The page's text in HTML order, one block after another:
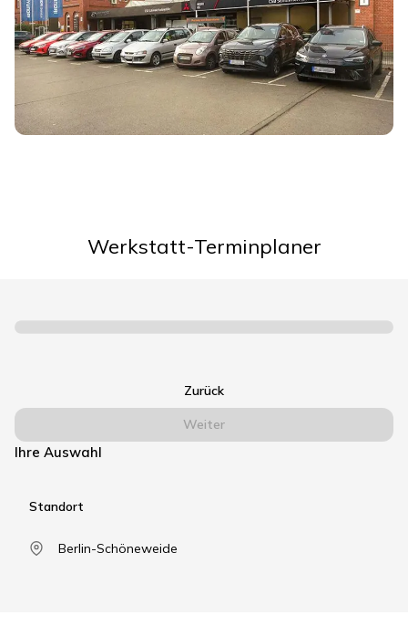
Werkstatt-Terminplaner
Zurück
Weiter
Ihre Auswahl
Standort
Berlin-Schöneweide